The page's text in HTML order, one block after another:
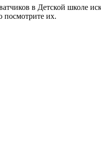
в Детской школе
их.